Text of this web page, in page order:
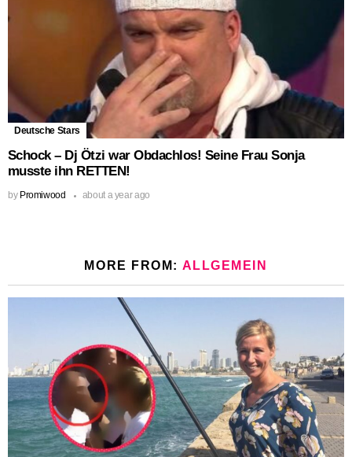
Deutsche Stars
Schock – Dj Ötzi war Obdachlos! Seine Frau Sonja
musste ihn RETTEN!
by Promiwood about a year ago
MORE FROM: ALLGEMEIN